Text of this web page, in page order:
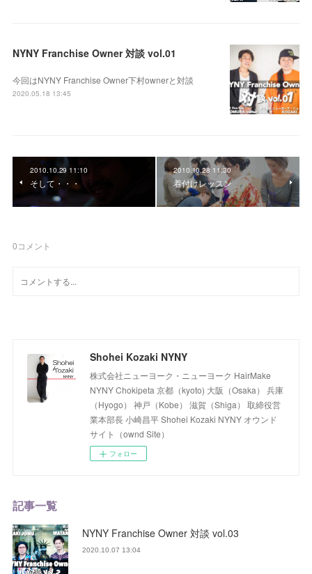
NYNY Franchise Owner 対談 vol.01
今回はNYNY Franchise Owner下村ownerと対談
2020.05.18 13:45
2010.10.29 11:10
そして・・・
2010.10.28 11:30
着付けレッスン
0コメント
Shohei Kozaki NYNY
株式会社ニューヨーク・ニューヨーク HairMake
NYNY Chokipeta 京都（kyoto) 大阪（Osaka） 兵庫
（Hyogo） 神戸（Kobe） 滋賀（Shiga） 取締役営
業本部長 小崎昌平 Shohei Kozaki NYNY オウンド
サイト（ownd Site）
フォロー
記事一覧
NYNY Franchise Owner 対談 vol.03
2020.10.07 13:04